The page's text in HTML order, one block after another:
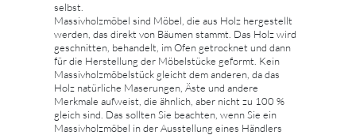
selbst.
Massivholzmöbel sind Möbel, die aus Holz hergestellt
werden, das direkt von Bäumen stammt. Das Holz wird
geschnitten, behandelt, im Ofen getrocknet und dann
für die Herstellung der Möbelstücke geformt. Kein
Massivholzmöbelstück gleicht dem anderen, da das
Holz natürliche Maserungen, Äste und andere
Merkmale aufweist, die ähnlich, aber nicht zu 100 %
gleich sind. Das sollten Sie beachten, wenn Sie ein
Massivholzmöbel in der Ausstellung eines Händlers